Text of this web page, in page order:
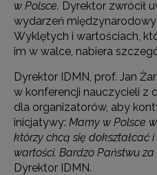
w Polsce. Dyrektor zwrócił
wydarzeń
Wyklętych i wartościach,
im w walce, nabiera
Dyrektor IDMN, prof. Jan
w konferencji nauczycieli z
dla organizatorów, aby
inicjatywy: Mamy w Polsce
którzy chcą się dokształcać
wartości. Bardzo Państwu
Dyrektor IDMN.